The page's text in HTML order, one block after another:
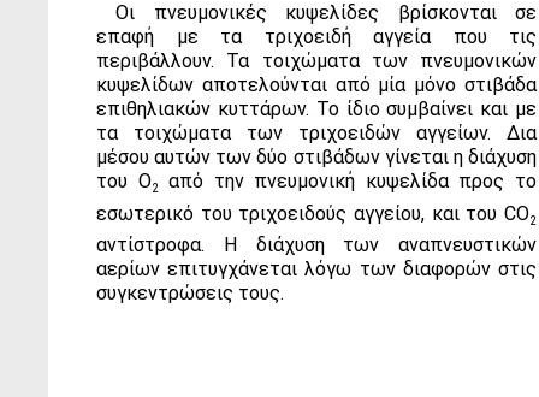
Οι πνευμονικές κυψελίδες βρίσκονται σε
επαφή με τα τριχοειδή αγγεία που τις
περιβάλλουν. Τα τοιχώματα των πνευμονικών
κυψελίδων αποτελούνται από μία μόνο στιβάδα
επιθηλιακών κυττάρων. Το ίδιο συμβαίνει και με
τα τοιχώματα των τριχοειδών αγγείων. Δια
μέσου αυτών των δύο στιβάδων γίνεται η διάχυση
του Ο2
από την πνευμονική κυψελίδα προς το
εσωτερικό του τριχοειδούς αγγείου, και του CΟ2
αντίστροφα. Η διάχυση των αναπνευστικών
αερίων επιτυγχάνεται λόγω των διαφορών στις
συγκεντρώσεις τους.